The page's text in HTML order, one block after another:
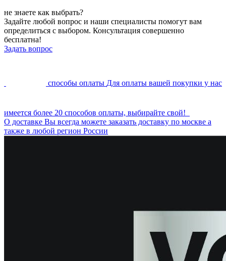
не знаете как выбрать?
Задайте любой вопрос и наши специалисты помогут вам
определиться с выбором. Консультация совершенно
бесплатна!
Задать вопрос
способы оплаты Для оплаты вашей покупки у нас
имеется более 20 способов оплаты, выбирайте свой!
О доставке Вы всегда можете заказать доставку по москве а
также в любой регион России